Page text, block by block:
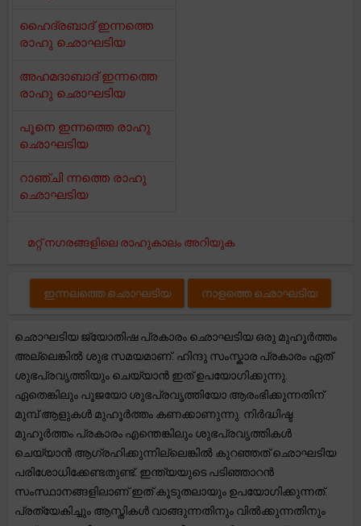
ഹൈദ്രബാദ് ഇന്നത്തെ
രാഹു ഛൊഘടിയ
അഹമദാബാദ് ഇന്നത്തെ
രാഹു ഛൊഘടിയ
പൂനെ ഇന്നത്തെ രാഹു
ഛൊഘടിയ
റാഞ്ചി ന്നത്തെ രാഹു
ഛൊഘടിയ
മറ്റ് നഗരങ്ങളിലെ രാഹുകാലം അറിയുക
ഇന്നലത്തെ ഛൊഘടിയ നാളത്തെ ഛൊഘടിയ
ഛൊഘടിയ ജ്യോതിഷ പ്രകാരം ഛൊഘടിയ ഒരു മുഹൂർത്തം
അല്ലെങ്കിൽ ശുഭ സമയമാണ്. ഹിന്ദു സംസ്കാര പ്രകാരം ഏത്
ശുഭപ്രവൃത്തിയും ചെയ്യാൻ ഇത് ഉപയോഗിക്കുന്നു.
ഏതെങ്കിലും പൂജയോ ശുഭപ്രവൃത്തിയോ ആരംഭിക്കുന്നതിന്
മുമ്പ് ആളുകൾ മുഹൂർത്തം കണക്കാണുന്നു. നിർദ്ധിഷ്ട
മുഹൂർത്തം പ്രകാരം എന്തെങ്കിലും ശുഭപ്രവൃത്തികൾ
ചെയ്യാൻ ആഗ്രഹിക്കുന്നില്ലെങ്കിൽ കുറഞ്ഞത് ഛൊഘടിയ
പരിശോധിക്കേണ്ടതുണ്ട്. ഇന്ത്യയുടെ പടിഞ്ഞാറൻ
സംസ്ഥാനങ്ങളിലാണ് ഇത് കൂടുതലായും ഉപയോഗിക്കുന്നത്.
പ്രത്യേകിച്ചും ആസ്തികൾ വാങ്ങുന്നതിനും വിൽക്കുന്നതിനും